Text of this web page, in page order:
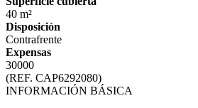
40 m²
Disposición
Contrafrente
Expensas
30000
(REF. CAP6292080)
INFORMACIÓN BÁSICA